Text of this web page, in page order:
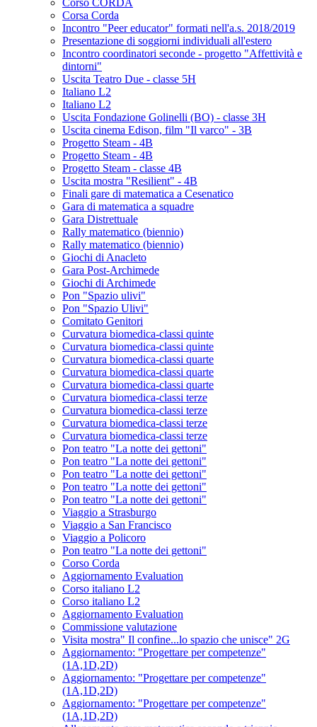
Corso CORDA
Corsa Corda
Incontro "Peer educator" formati nell'a.s. 2018/2019
Presentazione di soggiorni individuali all'estero
Incontro coordinatori seconde - progetto "Affettività e
dintorni"
Uscita Teatro Due - classe 5H
Italiano L2
Italiano L2
Uscita Fondazione Golinelli (BO) - classe 3H
Uscita cinema Edison, film "Il varco" - 3B
Progetto Steam - 4B
Progetto Steam - 4B
Progetto Steam - classe 4B
Uscita mostra "Resilient" - 4B
Finali gare di matematica a Cesenatico
Gara di matematica a squadre
Gara Distrettuale
Rally matematico (biennio)
Rally matematico (biennio)
Giochi di Anacleto
Gara Post-Archimede
Giochi di Archimede
Pon "Spazio ulivi"
Pon "Spazio Ulivi"
Comitato Genitori
Curvatura biomedica-classi quinte
Curvatura biomedica-classi quinte
Curvatura biomedica-classi quarte
Curvatura biomedica-classi quarte
Curvatura biomedica-classi quarte
Curvatura biomedica-classi terze
Curvatura biomedica-classi terze
Curvatura biomedica-classi terze
Curvatura biomedica-classi terze
Pon teatro "La notte dei gettoni"
Pon teatro "La notte dei gettoni"
Pon teatro "La notte dei gettoni"
Pon teatro "La notte dei gettoni"
Pon teatro "La notte dei gettoni"
Viaggio a Strasburgo
Viaggio a San Francisco
Viaggio a Policoro
Pon teatro "La notte dei gettoni"
Corso Corda
Aggiornamento Evaluation
Corso italiano L2
Corso italiano L2
Aggiornamento Evaluation
Commissione valutazione
Visita mostra" Il confine...lo spazio che unisce" 2G
Aggiornamento: "Progettare per competenze"
(1A,1D,2D)
Aggiornamento: "Progettare per competenze"
(1A,1D,2D)
Aggiornamento: "Progettare per competenze"
(1A,1D,2D)